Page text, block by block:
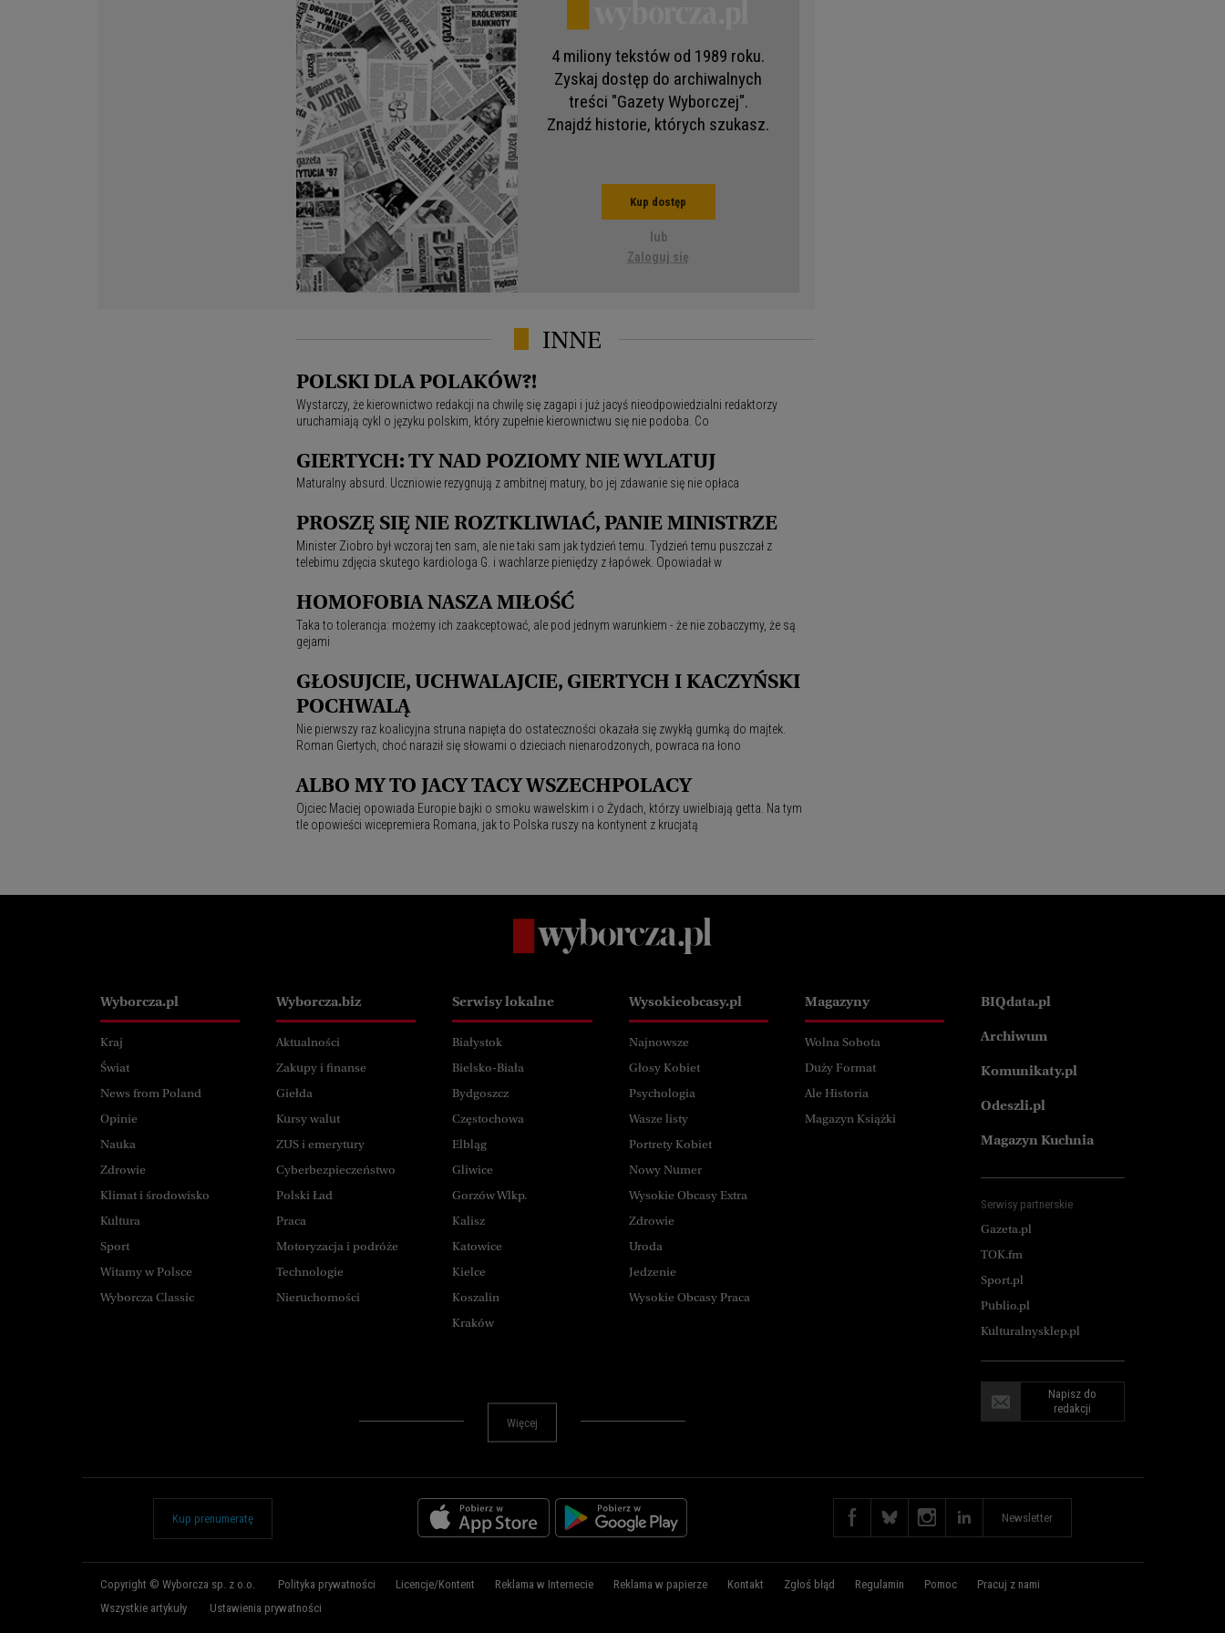
4 miliony tekstów od 1989 roku.
Zyskaj dostęp do archiwalnych
treści "Gazety Wyborczej".
Znajdź historie, których szukasz.
Kup dostęp
lub
Zaloguj się
INNE
POLSKI DLA POLAKÓW?!
Wystarczy, że kierownictwo redakcji na chwilę się zagapi i już jacyś nieodpowiedzialni redaktorzy
uruchamiają cykl o języku polskim, który zupełnie kierownictwu się nie podoba. Co
GIERTYCH: TY NAD POZIOMY NIE WYLATUJ
Maturalny absurd. Uczniowie rezygnują z ambitnej matury, bo jej zdawanie się nie opłaca
PROSZĘ SIĘ NIE ROZTKLIWIAĆ, PANIE MINISTRZE
Minister Ziobro był wczoraj ten sam, ale nie taki sam jak tydzień temu. Tydzień temu puszczał z
telebimu zdjęcia skutego kardiologa G. i wachlarze pieniędzy z łapówek. Opowiadał w
HOMOFOBIA NASZA MIŁOŚĆ
Taka to tolerancja: możemy ich zaakceptować, ale pod jednym warunkiem - że nie zobaczymy, że są
gejami
GŁOSUJCIE, UCHWALAJCIE, GIERTYCH I KACZYŃSKI
POCHWALĄ
Nie pierwszy raz koalicyjna struna napięta do ostateczności okazała się zwykłą gumką do majtek.
Roman Giertych, choć naraził się słowami o dzieciach nienarodzonych, powraca na łono
ALBO MY TO JACY TACY WSZECHPOLACY
Ojciec Maciej opowiada Europie bajki o smoku wawelskim i o Żydach, którzy uwielbiają getta. Na tym
tle opowieści wicepremiera Romana, jak to Polska ruszy na kontynent z krucjatą
Wyborcza.pl
Kraj
Świat
News from Poland
Opinie
Nauka
Zdrowie
Klimat i środowisko
Kultura
Sport
Witamy w Polsce
Wyborcza Classic
Wyborcza.biz
Aktualności
Zakupy i finanse
Giełda
Kursy walut
ZUS i emerytury
Cyberbezpieczeństwo
Polski Ład
Praca
Motoryzacja i podróże
Technologie
Nieruchomości
Serwisy lokalne
Białystok
Bielsko-Biała
Bydgoszcz
Częstochowa
Elbląg
Gliwice
Gorzów Wlkp.
Kalisz
Katowice
Kielce
Koszalin
Kraków
Olsztyn
Opole
Poznań
Radom
Rybnik
Sosnowiec
Wysokieobcasy.pl
Najnowsze
Głosy Kobiet
Psychologia
Wasze listy
Portrety Kobiet
Nowy Numer
Wysokie Obcasy Extra
Zdrowie
Uroda
Jedzenie
Wysokie Obcasy Praca
Magazyny
Wolna Sobota
Duży Format
Ale Historia
Magazyn Książki
Więcej
BIQdata.pl
Archiwum
Komunikaty.pl
Odeszli.pl
Magazyn Kuchnia
Serwisy partnerskie
Gazeta.pl
TOK.fm
Sport.pl
Publio.pl
Kulturalnysklep.pl
Napisz do
redakcji
Kup prenumeratę Newsletter
Copyright © Wyborcza sp. z o.o. Polityka prywatności Licencje/Kontent Reklama w Internecie Reklama w papierze Kontakt Zgłoś błąd Regulamin Pomoc
Pracuj z nami
Wszystkie artykuły
Ustawienia prywatności